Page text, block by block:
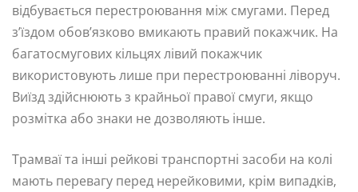
відбувається перестроювання між смугами. Перед
з’їздом обов’язково вмикають правий покажчик. На
багатосмугових кільцях лівий покажчик
використовують лише при перестроюванні ліворуч.
Виїзд здійснюють з крайньої правої смуги, якщо
розмітка або знаки не дозволяють інше.
Трамваї та інші рейкові транспортні засоби на колі
мають перевагу перед нерейковими, крім випадків,